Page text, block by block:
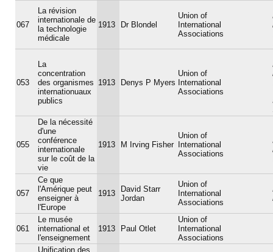
067
La révision
internationale de
la technologie
médicale
1913 Dr Blondel
Union of
International
Associations
053
La
concentration
des organismes
internationuaux
publics
1913 Denys P Myers
Union of
International
Associations
055
De la nécessité
d'une
conférence
internationale
sur le coût de la
vie
1913 M Irving Fisher
Union of
International
Associations
057
Ce que
l'Amérique peut
enseigner à
l'Europe
1913
David Starr
Jordan
Union of
International
Associations
061
Le musée
international et
l'enseignement
1913 Paul Otlet
Union of
International
Associations
Unification des